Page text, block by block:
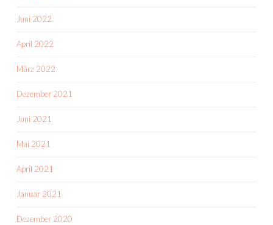
Juni 2022
April 2022
März 2022
Dezember 2021
Juni 2021
Mai 2021
April 2021
Januar 2021
Dezember 2020